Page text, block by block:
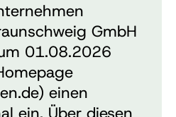
GmbH
01.08.2026
) einen